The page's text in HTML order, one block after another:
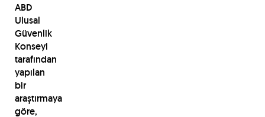
ABD
Ulusal
Güvenlik
Konseyi
tarafından
yapılan
bir
araştırmaya
göre,